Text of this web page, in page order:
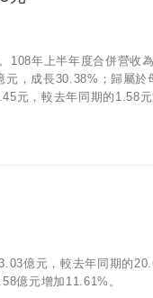
108年上半年度合併營收
，成長30.38%；歸屬於
元，較去年同期的1.58元
億元，較去年同期的
億元增加11.61%。